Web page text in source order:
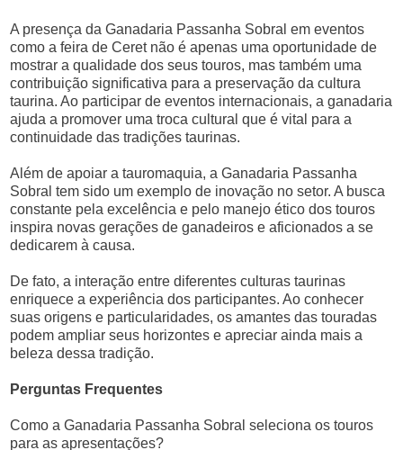
A presença da Ganadaria Passanha Sobral em eventos
como a feira de Ceret não é apenas uma oportunidade de
mostrar a qualidade dos seus touros, mas também uma
contribuição significativa para a preservação da cultura
taurina. Ao participar de eventos internacionais, a ganadaria
ajuda a promover uma troca cultural que é vital para a
continuidade das tradições taurinas.
Além de apoiar a tauromaquia, a Ganadaria Passanha
Sobral tem sido um exemplo de inovação no setor. A busca
constante pela excelência e pelo manejo ético dos touros
inspira novas gerações de ganadeiros e aficionados a se
dedicarem à causa.
De fato, a interação entre diferentes culturas taurinas
enriquece a experiência dos participantes. Ao conhecer
suas origens e particularidades, os amantes das touradas
podem ampliar seus horizontes e apreciar ainda mais a
beleza dessa tradição.
Perguntas Frequentes
Como a Ganadaria Passanha Sobral seleciona os touros
para as apresentações?